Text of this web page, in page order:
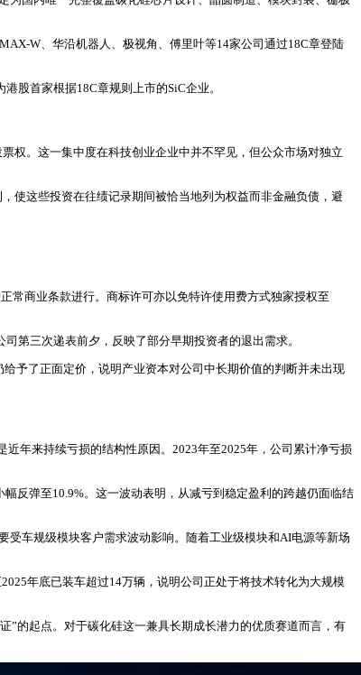
W、华沿机器人、极视角、傅里叶等14家公司通过18C章登陆
股首家根据18C章规则上市的SiC企业。
权。这一集中度在科技创业企业中并不罕见，但公众市场对独立
使这些投资在往绩记录期间被恰当地列为权益而非金融负债，避
常商业条款进行。商标许可亦以免特许使用费方式独家授权至
第三次递表前夕，反映了部分早期投资者的退出需求。
予了正面定价，说明产业资本对公司中长期价值的判断并未出现
年来持续亏损的结构性原因。2023年至2025年，公司累计净亏损
反弹至10.9%。这一波动表明，从减亏到稳定盈利的跨越仍面临结
受车规级模块客户需求波动影响。随着工业级模块和AI电源等新场
年底已装车超过14万辆，说明公司正处于将技术转化为大规模
”的起点。对于碳化硅这一兼具长期成长潜力的优质赛道而言，有